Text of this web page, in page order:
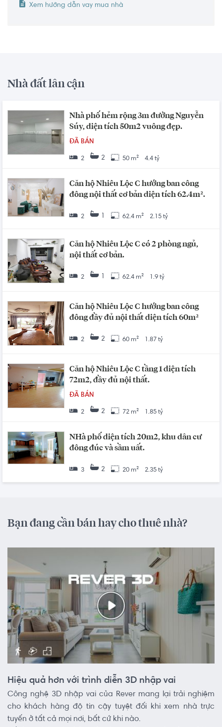
Xem hướng dẫn vay mua nhà
Nhà đất lân cận
Nhà phố hẻm rộng 3m đường Nguyễn
Súy, diện tích 50m2 vuông đẹp.
ĐÃ BÁN
2 2 50 m² 4.4 tỷ
Căn hộ Nhiêu Lộc C hướng ban công
đông nội thất cơ bản diện tích 62.4m².
2 1 62.4 m² 2.15 tỷ
Căn hộ Nhiêu Lộc C có 2 phòng ngủ,
nội thất cơ bản.
2 1 62.4 m² 1.9 tỷ
Căn hộ Nhiêu Lộc C hướng ban công
đông đầy đủ nội thất diện tích 60m²
2 2 60 m² 1.87 tỷ
Căn hộ Nhiêu Lộc C tầng 1 diện tích
72m2, đầy đủ nội thất.
ĐÃ BÁN
2 2 72 m² 1.85 tỷ
NHà phố diện tích 20m2, khu dân cư
đông đúc và sầm uất.
3 2 20 m² 2.35 tỷ
Bạn đang cần bán hay cho thuê nhà?
Hiệu quả hơn với trình diễn 3D nhập vai
Công nghệ 3D nhập vai của Rever mang lại trải nghiệm
cho khách hàng độ tin cậy tuyệt đối khi xem nhà trực
tuyến ở tất cả mọi nơi, bất cứ khi nào.